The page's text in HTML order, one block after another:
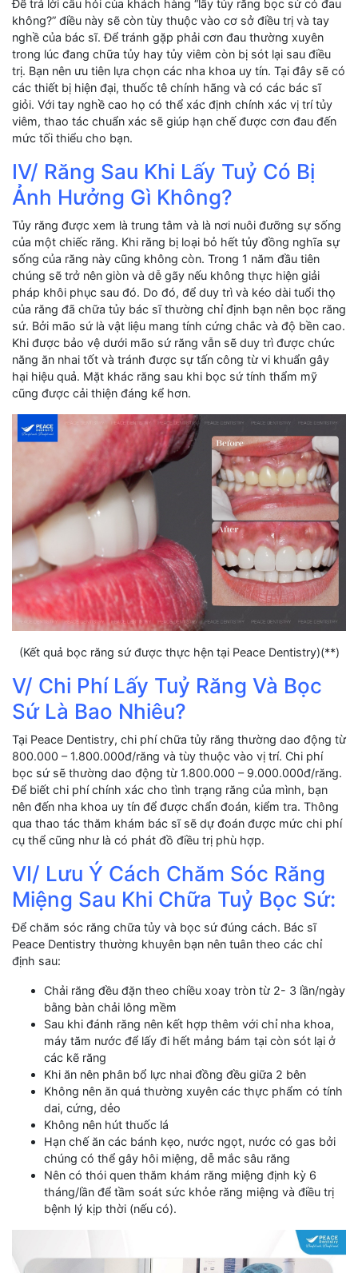
Để trả lời câu hỏi của khách hàng “lấy tủy răng bọc sứ có đau
không?” điều này sẽ còn tùy thuộc vào cơ sở điều trị và tay
nghề của bác sĩ. Để tránh gặp phải cơn đau thường xuyên
trong lúc đang chữa tủy hay tủy viêm còn bị sót lại sau điều
trị. Bạn nên ưu tiên lựa chọn các nha khoa uy tín. Tại đây sẽ có
các thiết bị hiện đại, thuốc tê chính hãng và có các bác sĩ
giỏi. Với tay nghề cao họ có thể xác định chính xác vị trí tủy
viêm, thao tác chuẩn xác sẽ giúp hạn chế được cơn đau đến
mức tối thiểu cho bạn.
IV/ Răng Sau Khi Lấy Tuỷ Có Bị
Ảnh Hưởng Gì Không?
Tủy răng được xem là trung tâm và là nơi nuôi đưỡng sự sống
của một chiếc răng. Khi răng bị loại bỏ hết tủy đồng nghĩa sự
sống của răng này cũng không còn. Trong 1 năm đầu tiên
chúng sẽ trở nên giòn và dễ gãy nếu không thực hiện giải
pháp khôi phục sau đó. Do đó, để duy trì và kéo dài tuổi thọ
của răng đã chữa tủy bác sĩ thường chỉ định bạn nên bọc răng
sứ. Bởi mão sứ là vật liệu mang tính cứng chắc và độ bền cao.
Khi được bảo vệ dưới mão sứ răng vẫn sẽ duy trì được chức
năng ăn nhai tốt và tránh được sự tấn công từ vi khuẩn gây
hại hiệu quả. Mặt khác răng sau khi bọc sứ tính thẩm mỹ
cũng được cải thiện đáng kể hơn.
(Kết quả bọc răng sứ được thực hện tại Peace Dentistry)(**)
V/ Chi Phí Lấy Tuỷ Răng Và Bọc
Sứ Là Bao Nhiêu?
Tại Peace Dentistry, chi phí chữa tủy răng thường dao động từ
800.000 – 1.800.000đ/răng và tùy thuộc vào vị trí. Chi phí
bọc sứ sẽ thường dao động từ 1.800.000 – 9.000.000đ/răng.
Để biết chi phí chính xác cho tình trạng răng của mình, bạn
nên đến nha khoa uy tín để được chẩn đoán, kiểm tra. Thông
qua thao tác thăm khám bác sĩ sẽ dự đoán được mức chi phí
cụ thể cũng như là có phát đồ điều trị phù hợp.
VI/ Lưu Ý Cách Chăm Sóc Răng
Miệng Sau Khi Chữa Tuỷ Bọc Sứ:
Để chăm sóc răng chữa tủy và bọc sứ đúng cách. Bác sĩ
Peace Dentistry thường khuyên bạn nên tuân theo các chỉ
định sau:
Chải răng đều đặn theo chiều xoay tròn từ 2- 3 lần/ngày
bằng bàn chải lông mềm
Sau khi đánh răng nên kết hợp thêm với chỉ nha khoa,
máy tăm nước để lấy đi hết mảng bám tại còn sót lại ở
các kẽ răng
Khi ăn nên phân bổ lực nhai đồng đều giữa 2 bên
Không nên ăn quá thường xuyên các thực phẩm có tính
dai, cứng, dẻo
Không nên hút thuốc lá
Hạn chế ăn các bánh kẹo, nước ngọt, nước có gas bởi
chúng có thể gây hôi miệng, dễ mắc sâu răng
Nên có thói quen thăm khám răng miệng định kỳ 6
tháng/lần để tầm soát sức khỏe răng miệng và điều trị
bệnh lý kịp thời (nếu có).